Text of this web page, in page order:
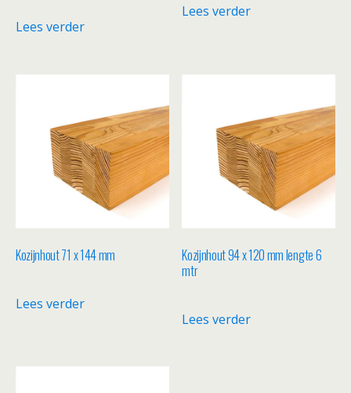
Lees verder
Lees verder
Kozijnhout 71 x 144 mm
Lees verder
Kozijnhout 94 x 120 mm lengte 6
mtr
Lees verder